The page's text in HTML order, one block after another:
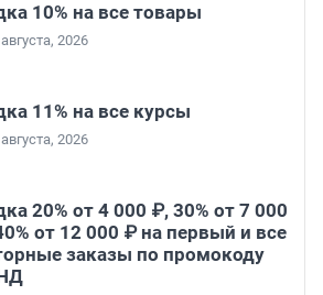
10% на все товары
2026
11% на все курсы
2026
20% от 4 000 ₽, 30% от 7 000
от 12 000 ₽ на первый и все
заказы по промокоду